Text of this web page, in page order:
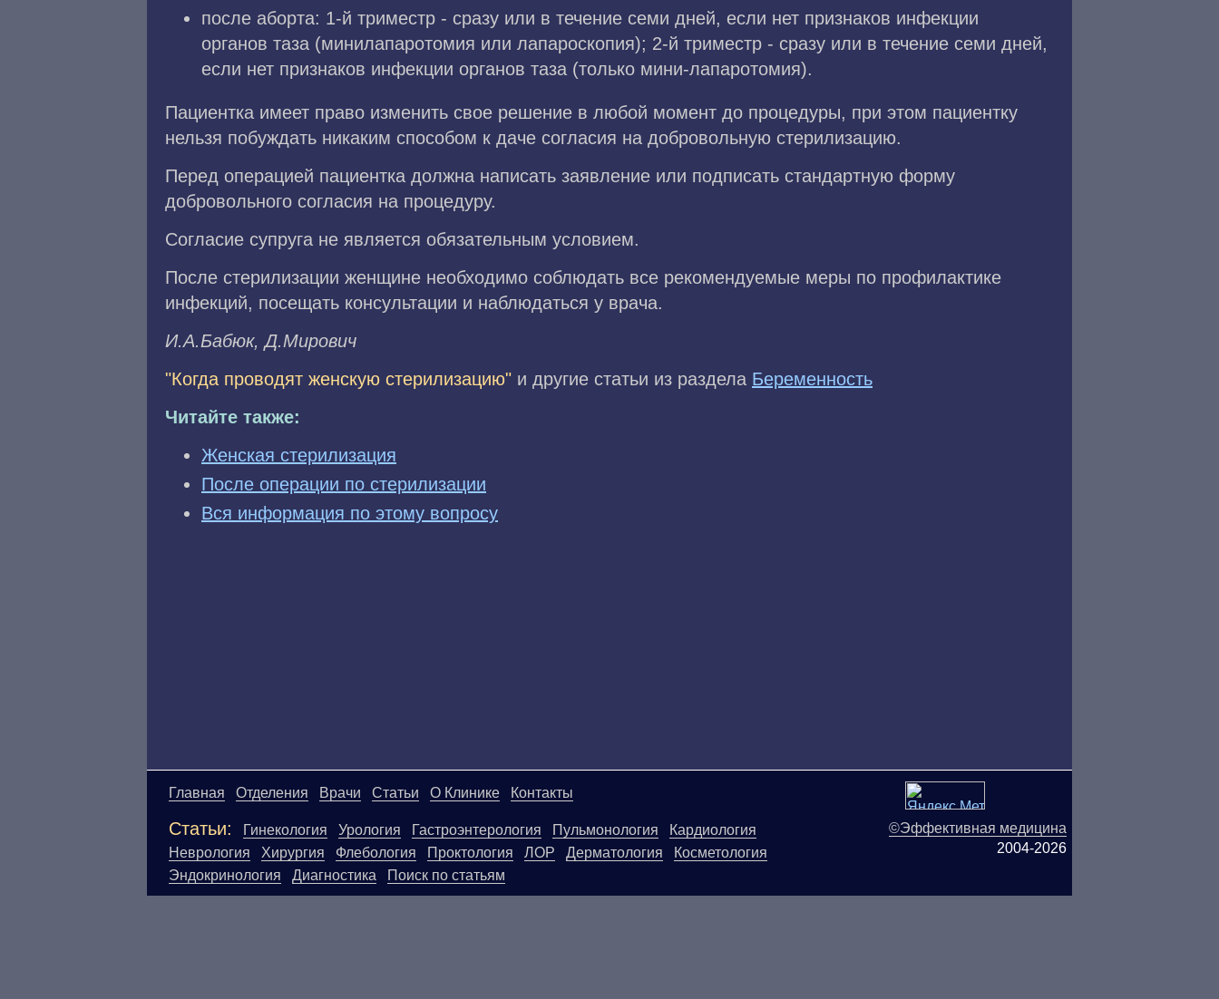
после аборта: 1-й триместр - сразу или в течение семи дней, если нет признаков инфекции
органов таза (минилапаротомия или лапароскопия); 2-й триместр - сразу или в течение семи дней,
если нет признаков инфекции органов таза (только мини-лапаротомия).
Пациентка имеет право изменить свое решение в любой момент до процедуры, при этом пациентку
нельзя побуждать никаким способом к даче согласия на добровольную стерилизацию.
Перед операцией пациентка должна написать заявление или подписать стандартную форму
добровольного согласия на процедуру.
Согласие супруга не является обязательным условием.
После стерилизации женщине необходимо соблюдать все рекомендуемые меры по профилактике
инфекций, посещать консультации и наблюдаться у врача.
И.A.Бaбюк, Д.Mиpoвич
"Когда проводят женскую стерилизацию" и другие статьи из раздела Беременность
Читайте также:
Женская стерилизация
После операции по стерилизации
Вся информация по этому вопросу
Главная Отделения Врачи Статьи О Клинике Контакты
Статьи: Гинекология Урология Гастроэнтерология Пульмонология
Кардиология
Неврология
Хирургия Флебология Проктология ЛОР Дерматология
Косметология
Эндокринология
Диагностика Поиск по статьям
©Эффективная медицина
2004-2026